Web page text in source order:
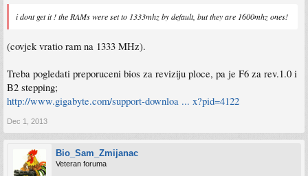
i dont get it ! the RAMs were set to 1333mhz by default, but they are 1600mhz ones!
(covjek vratio ram na 1333 MHz).
Treba pogledati preporuceni bios za reviziju ploce, pa je F6 za rev.1.0 i
B2 stepping;
http://www.gigabyte.com/support-downloa ... x?pid=4122
Dec 1, 2013
Bio_Sam_Zmijanac
Veteran foruma